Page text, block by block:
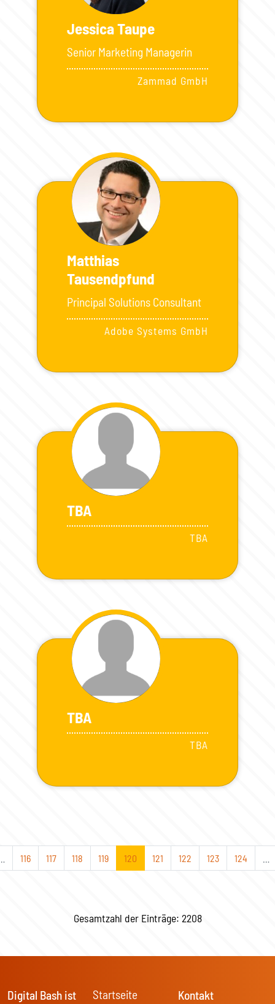
Jessica Taupe
Senior Marketing Managerin
Zammad GmbH
Matthias
Tausendpfund
Principal Solutions Consultant
Adobe Systems GmbH
TBA
TBA
TBA
TBA
116 117 118 119 120 121 122 123 124
Gesamtzahl der Einträge: 2208
Digital Bash ist
Startseite
Kontakt